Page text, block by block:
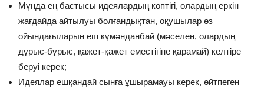
Мұнда ең бастысы идеялардың көптігі, олардың еркін
жағдайда айтылуы болғандықтан, оқушылар өз
ойындағыларын еш күмәнданбай (мәселен, олардың
дұрыс-бұрыс, қажет-қажет еместігіне қарамай) келтіре
беруі керек;
Идеялар ешқандай сынға ұшырамауы керек, өйтпеген